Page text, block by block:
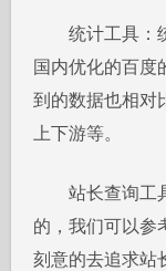
统计工具：统
国内优化的百度
到的数据也相对
上下游等。
站长查询工具
的，我们可以参
刻意的去追求站